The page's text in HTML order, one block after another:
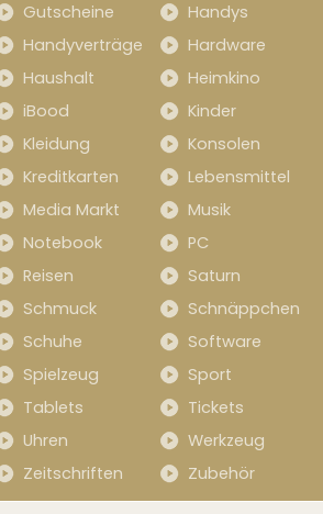
Gutscheine
Handys
Handyverträge
Hardware
Haushalt
Heimkino
iBood
Kinder
Kleidung
Konsolen
Kreditkarten
Lebensmittel
Media Markt
Musik
Notebook
PC
Reisen
Saturn
Schmuck
Schnäppchen
Schuhe
Software
Spielzeug
Sport
Tablets
Tickets
Uhren
Werkzeug
Zeitschriften
Zubehör